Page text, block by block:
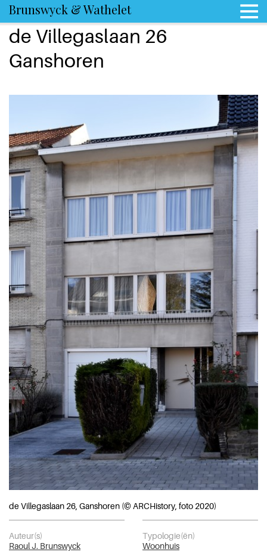
Brunswyck & Wathelet
de Villegaslaan 26
Ganshoren
de Villegaslaan 26, Ganshoren (© ARCHistory, foto 2020)
Auteur(s)
Raoul J. Brunswyck
Typologie(ën)
Woonhuis